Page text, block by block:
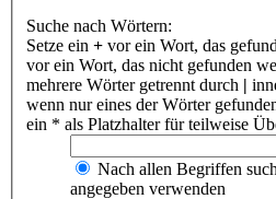
Suche nach Wörtern:
Setze ein + vor ein Wort, das
vor ein Wort, das nicht gefunden
mehrere Wörter getrennt durch |
wenn nur eines der Wörter
ein * als Platzhalter für teilweise
Nach allen Begriffen
angegeben verwenden